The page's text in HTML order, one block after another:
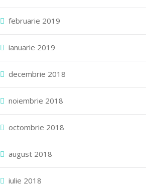
februarie 2019
ianuarie 2019
decembrie 2018
noiembrie 2018
octombrie 2018
august 2018
iulie 2018